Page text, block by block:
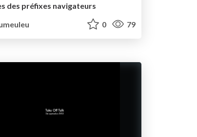
des préfixes navigateurs
0 79